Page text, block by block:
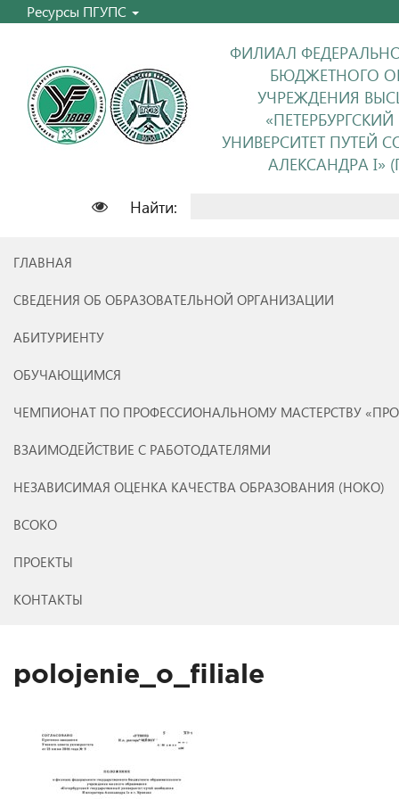
Ресурсы ПГУПС
ФИЛИАЛ
БЮДЖЕТНОГО
УЧРЕЖДЕНИЯ
УНИВЕРСИТЕТ ПУТЕЙ
АЛЕКСАНДРА I»
Найти:
ГЛАВНАЯ
СВЕДЕНИЯ ОБ ОБРАЗОВАТЕЛЬНОЙ ОРГАНИЗАЦИИ
АБИТУРИЕНТУ
ОБУЧАЮЩИМСЯ
ЧЕМПИОНАТ ПО ПРОФЕССИОНАЛЬНОМУ МАСТЕРСТВУ
ВЗАИМОДЕЙСТВИЕ С РАБОТОДАТЕЛЯМИ
НЕЗАВИСИМАЯ ОЦЕНКА КАЧЕСТВА ОБРАЗОВАНИЯ (НОКО)
ВСОКО
ПРОЕКТЫ
КОНТАКТЫ
polojenie_o_filiale